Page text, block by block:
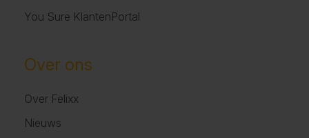
You Sure KlantenPortal
Over ons
Over Felixx
Nieuws